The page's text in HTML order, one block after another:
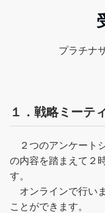
プラチナ
１．戦略ミーテ
２つのアンケート
の内容を踏まえて２
す。
オンラインで行い
ことができます。